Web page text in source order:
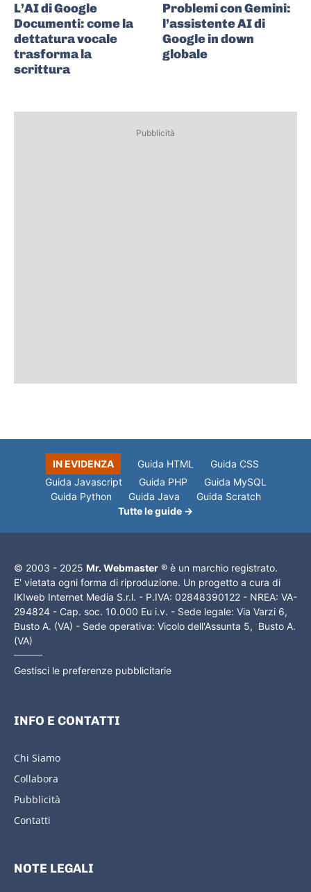
L’AI di Google
Documenti: come la
dettatura vocale
trasforma la
scrittura
Problemi con Gemini:
l’assistente AI di
Google in down
globale
Pubblicità
IN EVIDENZA Guida HTML
Guida CSS
Guida Javascript
Guida PHP
Guida MySQL
Guida Python
Guida Java
Guida Scratch
Tutte le guide →
© 2003 - 2025 Mr. Webmaster ® è un marchio registrato.
E' vietata ogni forma di riproduzione. Un progetto a cura di
IKIweb Internet Media S.r.l. - P.IVA: 02848390122 - NREA: VA-
294824 - Cap. soc. 10.000 Eu i.v. - Sede legale: Via Varzi 6,
Busto A. (VA) - Sede operativa: Vicolo dell'Assunta 5, Busto A.
(VA)
Gestisci le preferenze pubblicitarie
INFO E CONTATTI
Chi Siamo
Collabora
Pubblicità
Contatti
NOTE LEGALI